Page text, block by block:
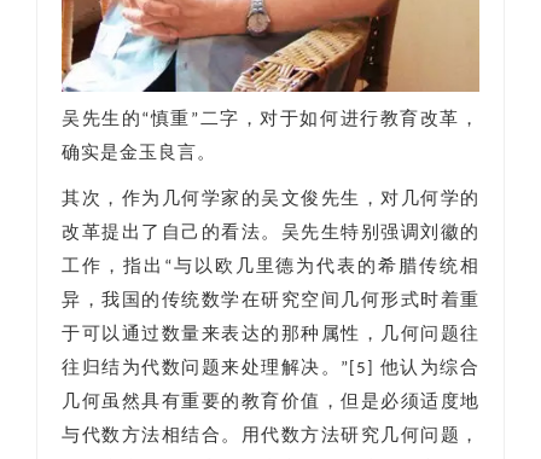
吴先生的“慎重”二字，对于如何进行教育改革，
确实是金玉良言。
其次，作为几何学家的吴文俊先生，对几何学的
改革提出了自己的看法。吴先生特别强调刘徽的
工作，指出“与以欧几里德为代表的希腊传统相
异，我国的传统数学在研究空间几何形式时着重
于可以通过数量来表达的那种属性，几何问题往
往归结为代数问题来处理解决。”[5] 他认为综合
几何虽然具有重要的教育价值，但是必须适度地
与代数方法相结合。用代数方法研究几何问题，